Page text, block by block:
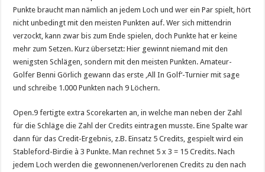
Punkte braucht man nämlich an jedem Loch und wer ein Par spielt, hört
nicht unbedingt mit den meisten Punkten auf. Wer sich mittendrin
verzockt, kann zwar bis zum Ende spielen, doch Punkte hat er keine
mehr zum Setzen. Kurz übersetzt: Hier gewinnt niemand mit den
wenigsten Schlägen, sondern mit den meisten Punkten. Amateur-
Golfer Benni Görlich gewann das erste ‚All In Golf‘-Turnier mit sage
und schreibe 1.000 Punkten nach 9 Löchern.
Open.9 fertigte extra Scorekarten an, in welche man neben der Zahl
für die Schläge die Zahl der Credits eintragen musste. Eine Spalte war
dann für das Credit-Ergebnis, z.B. Einsatz 5 Credits, gespielt wird ein
Stableford-Birdie à 3 Punkte. Man rechnet 5 x 3 = 15 Credits. Nach
jedem Loch werden die gewonnenen/verlorenen Credits zu den nach